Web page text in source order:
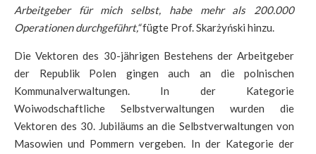
Arbeitgeber für mich selbst, habe mehr als 200.000
Operationen durchgeführt,“fügte Prof. Skarżyński hinzu.
Die Vektoren des 30-jährigen Bestehens der Arbeitgeber
der Republik Polen gingen auch an die polnischen
Kommunalverwaltungen. In der Kategorie
Woiwodschaftliche Selbstverwaltungen wurden die
Vektoren des 30. Jubiläums an die Selbstverwaltungen von
Masowien und Pommern vergeben. In der Kategorie der